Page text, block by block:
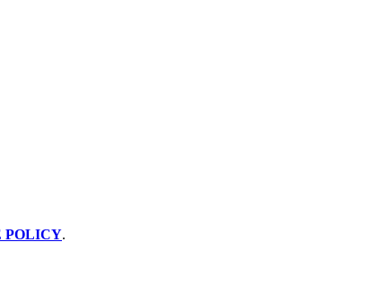
POLICY.